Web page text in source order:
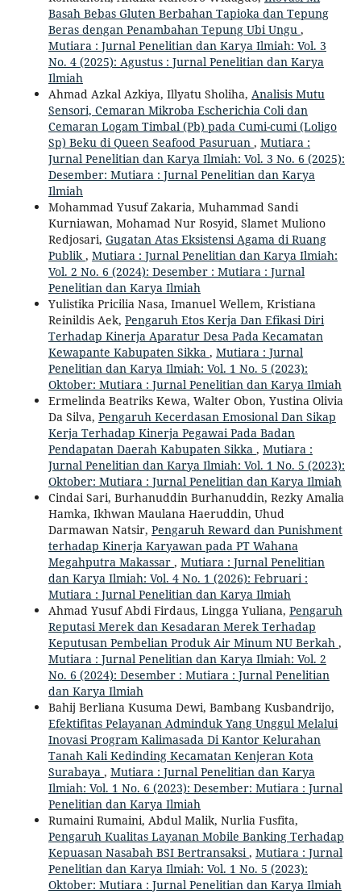
Basah Bebas Gluten Berbahan Tapioka dan Tepung
Beras dengan Penambahan Tepung Ubi Ungu ,
Mutiara : Jurnal Penelitian dan Karya Ilmiah: Vol. 3
No. 4 (2025): Agustus : Jurnal Penelitian dan Karya
Ilmiah
Ahmad Azkal Azkiya, Illyatu Sholiha, Analisis Mutu
Sensori, Cemaran Mikroba Escherichia Coli dan
Cemaran Logam Timbal (Pb) pada Cumi-cumi (Loligo
Sp) Beku di Queen Seafood Pasuruan , Mutiara :
Jurnal Penelitian dan Karya Ilmiah: Vol. 3 No. 6 (2025):
Desember: Mutiara : Jurnal Penelitian dan Karya
Ilmiah
Mohammad Yusuf Zakaria, Muhammad Sandi
Kurniawan, Mohamad Nur Rosyid, Slamet Muliono
Redjosari, Gugatan Atas Eksistensi Agama di Ruang
Publik, Mutiara : Jurnal Penelitian dan Karya Ilmiah:
Vol. 2 No. 6 (2024): Desember : Mutiara : Jurnal
Penelitian dan Karya Ilmiah
Yulistika Pricilia Nasa, Imanuel Wellem, Kristiana
Reinildis Aek, Pengaruh Etos Kerja Dan Efikasi Diri
Terhadap Kinerja Aparatur Desa Pada Kecamatan
Kewapante Kabupaten Sikka , Mutiara : Jurnal
Penelitian dan Karya Ilmiah: Vol. 1 No. 5 (2023):
Oktober: Mutiara : Jurnal Penelitian dan Karya Ilmiah
Ermelinda Beatriks Kewa, Walter Obon, Yustina Olivia
Da Silva, Pengaruh Kecerdasan Emosional Dan Sikap
Kerja Terhadap Kinerja Pegawai Pada Badan
Pendapatan Daerah Kabupaten Sikka , Mutiara :
Jurnal Penelitian dan Karya Ilmiah: Vol. 1 No. 5 (2023):
Oktober: Mutiara : Jurnal Penelitian dan Karya Ilmiah
Cindai Sari, Burhanuddin Burhanuddin, Rezky Amalia
Hamka, Ikhwan Maulana Haeruddin, Uhud
Darmawan Natsir, Pengaruh Reward dan Punishment
terhadap Kinerja Karyawan pada PT Wahana
Megahputra Makassar , Mutiara : Jurnal Penelitian
dan Karya Ilmiah: Vol. 4 No. 1 (2026): Februari :
Mutiara : Jurnal Penelitian dan Karya Ilmiah
Ahmad Yusuf Abdi Firdaus, Lingga Yuliana, Pengaruh
Reputasi Merek dan Kesadaran Merek Terhadap
Keputusan Pembelian Produk Air Minum NU Berkah ,
Mutiara : Jurnal Penelitian dan Karya Ilmiah: Vol. 2
No. 6 (2024): Desember : Mutiara : Jurnal Penelitian
dan Karya Ilmiah
Bahij Berliana Kusuma Dewi, Bambang Kusbandrijo,
Efektifitas Pelayanan Adminduk Yang Unggul Melalui
Inovasi Program Kalimasada Di Kantor Kelurahan
Tanah Kali Kedinding Kecamatan Kenjeran Kota
Surabaya , Mutiara : Jurnal Penelitian dan Karya
Ilmiah: Vol. 1 No. 6 (2023): Desember: Mutiara : Jurnal
Penelitian dan Karya Ilmiah
Rumaini Rumaini, Abdul Malik, Nurlia Fusfita,
Pengaruh Kualitas Layanan Mobile Banking Terhadap
Kepuasan Nasabah BSI Bertransaksi, Mutiara : Jurnal
Penelitian dan Karya Ilmiah: Vol. 1 No. 5 (2023):
Oktober: Mutiara : Jurnal Penelitian dan Karya Ilmiah